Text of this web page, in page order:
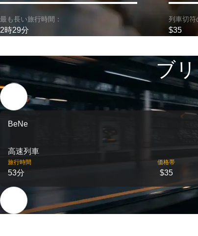
最も長い旅行時間：
2時29分
列車切符
$35
ブ
BeNe
高速列車
旅行時間
53分
価格帯
$35